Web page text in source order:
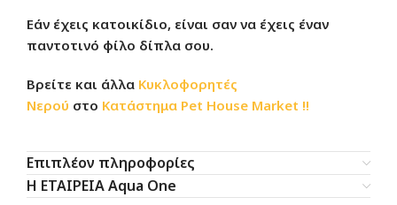
Εάν έχεις κατοικίδιο, είναι σαν να έχεις έναν
παντοτινό φίλο δίπλα σου.
Βρείτε και άλλα Κυκλοφορητές
Νερού στο Κατάστημα Pet House Market !!
Επιπλέον πληροφορίες
Η ΕΤΑΙΡΕΙΑ Aqua One